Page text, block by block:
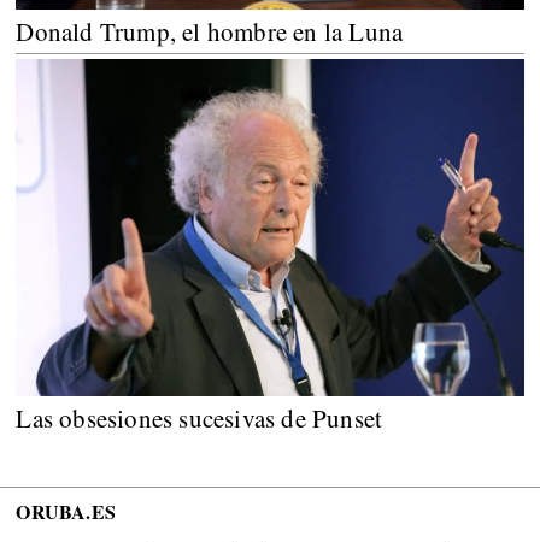
Donald Trump, el hombre en la Luna
Las obsesiones sucesivas de Punset
ORUBA.ES